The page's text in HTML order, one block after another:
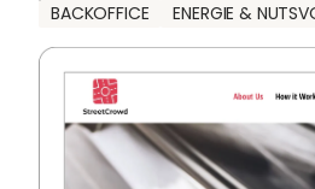
BACKOFFICE ENERGIE &